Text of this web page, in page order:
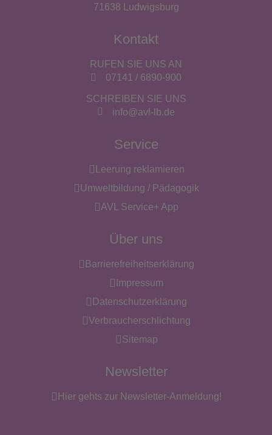
71638 Ludwigsburg
Kontakt
RUFEN SIE UNS AN
07141 / 6890-900
SCHREIBEN SIE UNS
info@avl-lb.de
Service
Leerung reklamieren
Umweltbildung / Pädagogik
AVL Service+ App
Über uns
Barrierefreiheitserklärung
Impressum
Datenschutzerklärung
Verbraucherschlichtung
Sitemap
Newsletter
Hier gehts zur Newsletter-Anmeldung!